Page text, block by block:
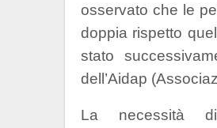
osservato che le
doppia rispetto
stato
dell’Aidap
La necessità